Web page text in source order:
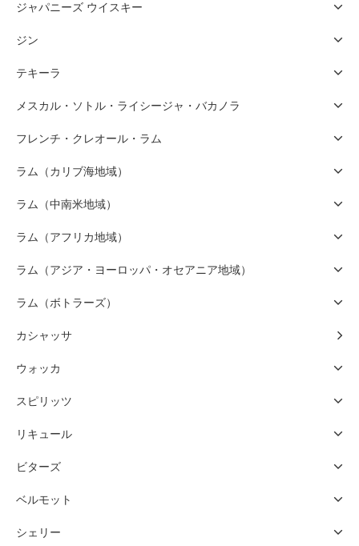
ジャパニーズ ウイスキー
ジン
テキーラ
メスカル・ソトル・ライシージャ・バカノラ
フレンチ・クレオール・ラム
ラム（カリブ海地域）
ラム（中南米地域）
ラム（アフリカ地域）
ラム（アジア・ヨーロッパ・オセアニア地域）
ラム（ボトラーズ）
カシャッサ
ウォッカ
スピリッツ
リキュール
ビターズ
ベルモット
シェリー